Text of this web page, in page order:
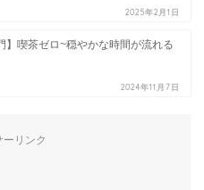
2025年2月1日
】喫茶ゼロ~穏やかな時間が流れる
2024年11月7日
ーリンク